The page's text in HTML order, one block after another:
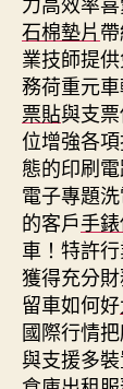
石棉墊片
業技師提
務荷重元
票貼與支
位增強各
態的印刷
電子專題
的客戶手
車！特許
獲得充分
留車如何好
國際行情
與支援多